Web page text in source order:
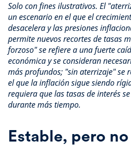
Solo con fines ilustrativos. El
un escenario en el que el
desacelera y las presiones
permite nuevos recortes de tasas
forzoso" se refiere a una fuerte
económica y se consideran
más profundos; "sin aterrizaje" se
el que la inflación sigue siendo
requiera que las tasas de interés
durante más tiempo.
Estable, pero